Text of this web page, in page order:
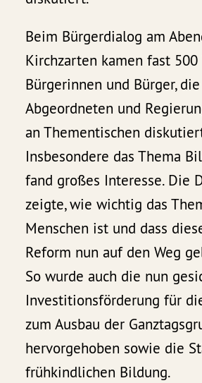
Beim Bürgerdialog am
Kirchzarten kamen fast
Bürgerinnen und Bürger,
Abgeordneten und
an Thementischen
Insbesondere das Thema
fand großes Interesse. Die
zeigte, wie wichtig das
Menschen ist und dass
Reform nun auf den Weg
So wurde auch die nun
Investitionsförderung für
zum Ausbau der
hervorgehoben sowie die
frühkindlichen Bildung.